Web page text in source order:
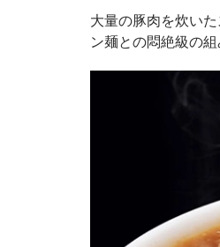
大量の豚肉を炊い
ン麺との悶絶級の